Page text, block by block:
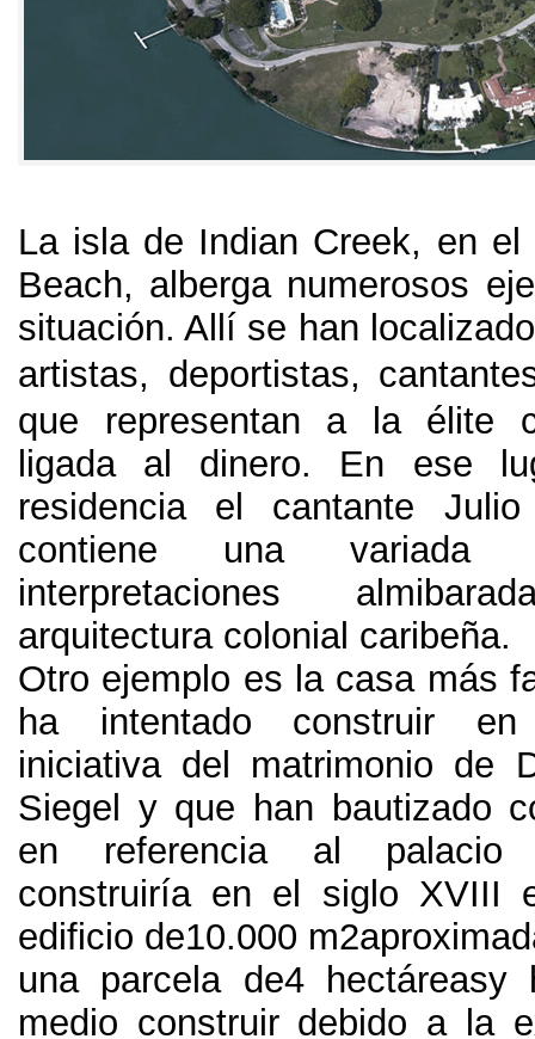
La isla de Indian Creek, en el
Beach, alberga numerosos
situación.Allí se han
artistas, deportistas,
que representan a la élite
ligada al dinero. En ese
residencia el cantante Julio
contiene una variada
interpretaciones
arquitectura colonial caribeña.
Otro ejemplo es la casa más
ha intentado construir en
iniciativa del matrimonio de
Siegel y que han bautizado
en referencia al palacio
construiría en el siglo XVIII
edificio de10.000
una parcela de4 hectáreasy
medio construir debido a la